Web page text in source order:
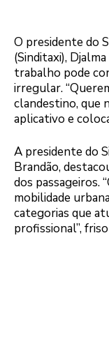
O presidente do
(Sinditaxi),
trabalho pode
irregular.
clandestino, que
aplicativo e
A presidente do
Brandão,
dos passageiros.
mobilidade
categorias que
profissional”,